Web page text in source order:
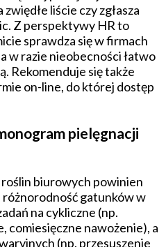
liście czy zgłasza
Z perspektywy HR to
sprawdza się w firmach
w razie nieobecności łatwo
Rekomenduje się także
on-line, do której dostęp
pielęgnacji
biurowych powinien
różnorodność gatunków w
na cykliczne (np.
comiesięczne nawożenie), a
(np. przesuszenie